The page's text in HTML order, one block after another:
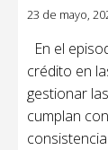
23 de mayo,
En el
crédito en
gestionar
cumplan